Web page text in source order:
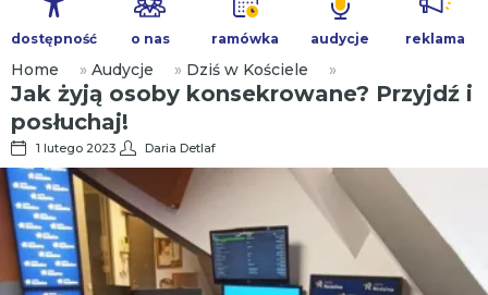
treści
dostępność o nas ramówka audycje reklama
Home » Audycje » Dziś w Kościele »
Jak żyją osoby konsekrowane? Przyjdź i
posłuchaj!
1 lutego 2023 Daria Detlaf